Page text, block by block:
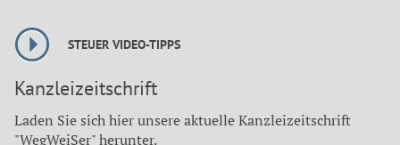
STEUER VIDEO-TIPPS
Kanzleizeitschrift
Laden Sie sich hier unsere aktuelle Kanzleizeitschrift
"WegWeiSer" herunter.